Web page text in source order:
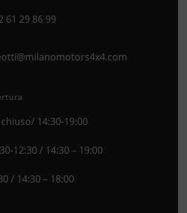
61 29 86 99
Opens
14:30-19:00
12:30 / 14:30 – 19:00
/ 14:30 – 18:00